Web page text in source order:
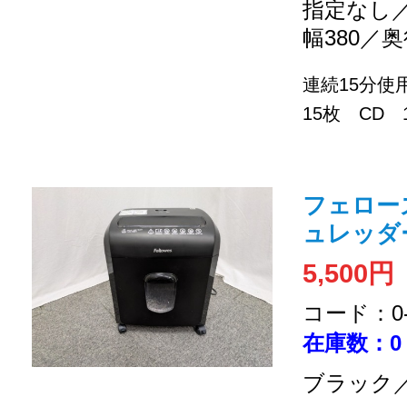
指定なし
幅380／
連続15分
15枚 CD
フェロー
ュレッダ
5,500円
コード：
在庫数：0
ブラック